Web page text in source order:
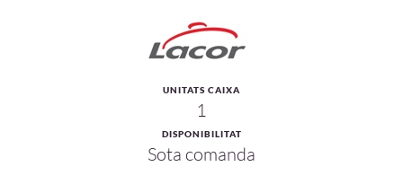
UNITATS CAIXA
1
DISPONIBILITAT
Sota comanda